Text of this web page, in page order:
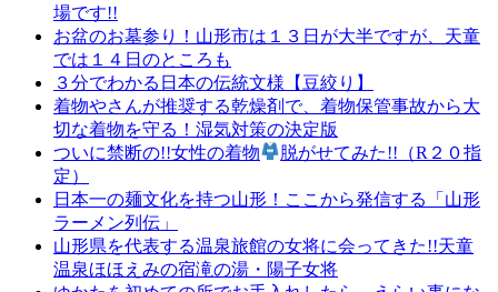
場です!!
お盆のお墓参り！山形市は１３日が大半ですが、天童
では１４日のところも
３分でわかる日本の伝統文様【豆絞り】
着物やさんが推奨する乾燥剤で、着物保管事故から大
切な着物を守る！湿気対策の決定版
ついに禁断の!!女性の着物
脱がせてみた!!（R２０指
定）
日本一の麺文化を持つ山形！ここから発信する「山形
ラーメン列伝」
山形県を代表する温泉旅館の女将に会ってきた!!天童
温泉ほほえみの宿滝の湯・陽子女将